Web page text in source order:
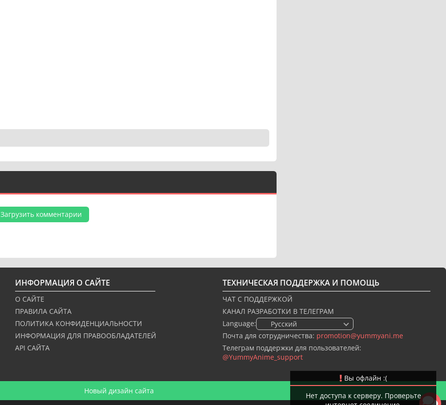
Загрузить комментарии
ИНФОРМАЦИЯ О САЙТЕ
О САЙТЕ
ПРАВИЛА САЙТА
ПОЛИТИКА КОНФИДЕНЦИАЛЬНОСТИ
ИНФОРМАЦИЯ ДЛЯ ПРАВООБЛАДАТЕЛЕЙ
API САЙТА
ТЕХНИЧЕСКАЯ ПОДДЕРЖКА И ПОМОЩЬ
ЧАТ С ПОДДЕРЖКОЙ
КАНАЛ РАЗРАБОТКИ В ТЕЛЕГРАМ
Language:
🇷🇺 Русский
Почта для сотрудничества: promotion@yummyani.me
Телеграм поддержки для пользователей:
@YummyAnime_support
Новый дизайн сайта
Вы офлайн :(
Нет доступа к серверу. Проверьте